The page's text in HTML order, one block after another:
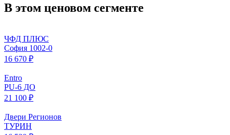
В этом ценовом сегменте
ЧФД ПЛЮС
София 1002-0
16 670 ₽
Entro
PU-6 ДО
21 100 ₽
Двери Регионов
ТУРИН